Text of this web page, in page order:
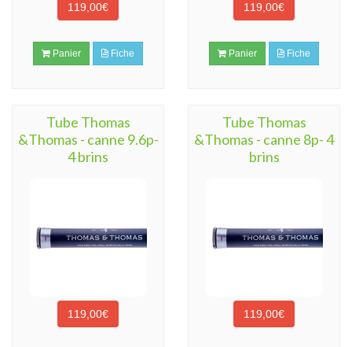
119,00€
Panier Fiche
119,00€
Panier Fiche
Tube Thomas
&Thomas - canne 9.6p-
4 brins
119,00€
Tube Thomas
&Thomas - canne 8p- 4
brins
119,00€